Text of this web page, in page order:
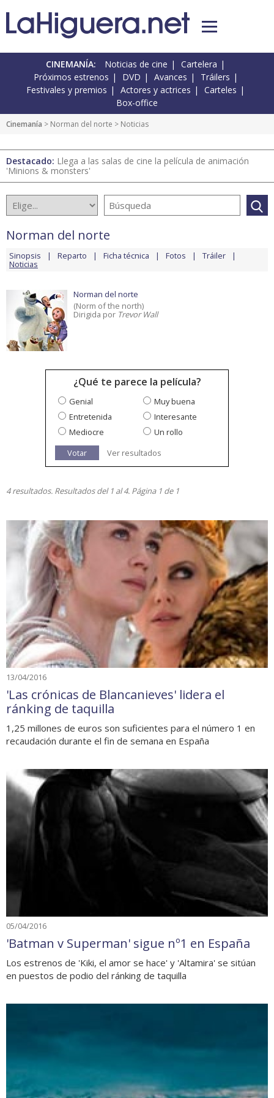
CINEMANÍA: Noticias de cine
Cartelera
Próximos estrenos
DVD Avances
Tráilers
Festivales y premios
Actores y actrices
Carteles
Box-office
Cinemanía > Norman del norte > Noticias
Destacado: Llega a las salas de cine la película de animación
'Minions & monsters'
Norman del norte
Sinopsis Reparto Ficha técnica Fotos Tráiler
Noticias
Norman del norte
(Norm of the north)
Dirigida por Trevor Wall
¿Qué te parece la película?
Genial
Muy buena
Entretenida
Interesante
Mediocre
Un rollo
Votar
Ver resultados
4 resultados. Resultados del 1 al 4. Página 1 de 1
13/04/2016
'Las crónicas de Blancanieves' lidera el
ránking de taquilla
1,25 millones de euros son suficientes para el número 1 en
recaudación durante el fin de semana en España
05/04/2016
'Batman v Superman' sigue nº1 en España
Los estrenos de 'Kiki, el amor se hace' y 'Altamira' se sitúan
en puestos de podio del ránking de taquilla